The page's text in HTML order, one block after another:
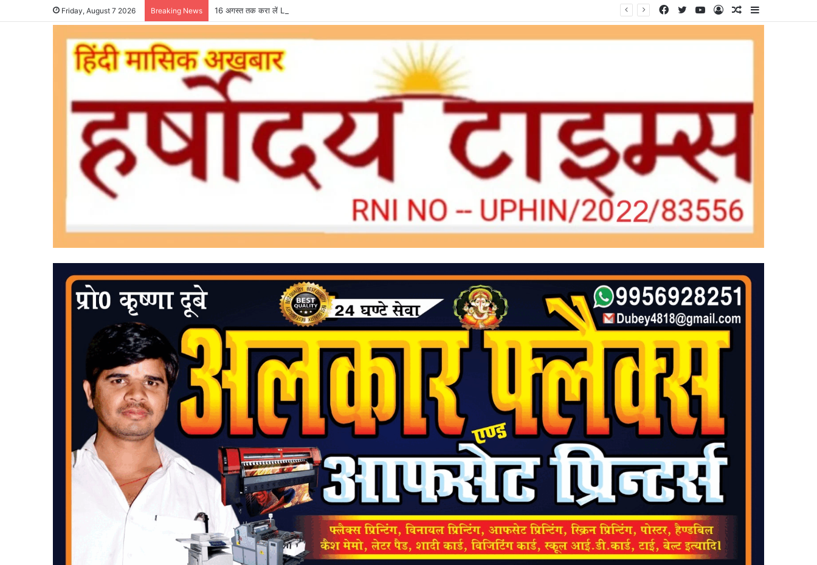
Friday, August 7 2026 Breaking News 16 अगस्त तक करा लें LPG e-KYC, वरना बुकिंग और सब्सिडी में हो सकती है दिक्कत Sidebar
Random
Log
YouTube
Twitter
Facebook